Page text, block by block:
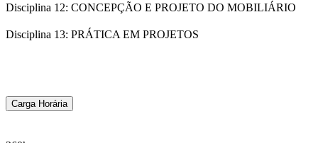
Disciplina 12: CONCEPÇÃO E PROJETO DO MOBILIÁRIO
Disciplina 13: PRÁTICA EM PROJETOS
Carga Horária